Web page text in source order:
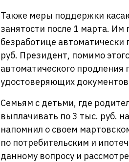
Также меры поддержки
занятости после 1 марта.
безработице
руб. Президент, помимо
автоматического продления
удостоверяющих
Семьям с детьми, где
выплачивать по 3 тыс. руб.
напомнил о своем
по потребительским и
данному вопросу и